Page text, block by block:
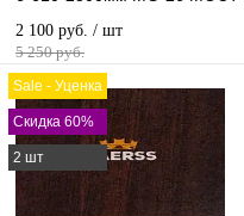
2 100 руб. / шт
5 250 руб.
Sale - Уценка
Скидка 60%
2 шт